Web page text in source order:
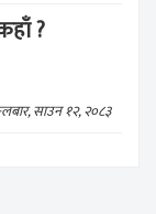
?
साउन १२, २०८३